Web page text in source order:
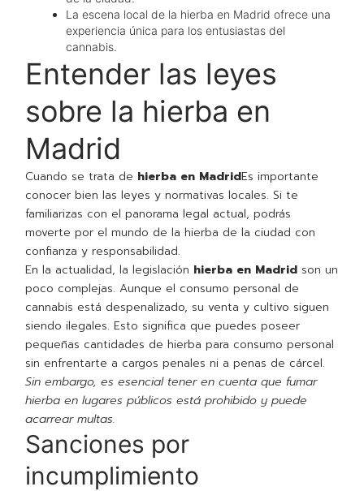
La escena local de la hierba en Madrid ofrece una
experiencia única para los entusiastas del
cannabis.
Entender las leyes
sobre la hierba en
Madrid
Cuando se trata de hierba en MadridEs importante
conocer bien las leyes y normativas locales. Si te
familiarizas con el panorama legal actual, podrás
moverte por el mundo de la hierba de la ciudad con
confianza y responsabilidad.
En la actualidad, la legislación hierba en Madrid son un
poco complejas. Aunque el consumo personal de
cannabis está despenalizado, su venta y cultivo siguen
siendo ilegales. Esto significa que puedes poseer
pequeñas cantidades de hierba para consumo personal
sin enfrentarte a cargos penales ni a penas de cárcel.
Sin embargo, es esencial tener en cuenta que fumar
hierba en lugares públicos está prohibido y puede
acarrear multas.
Sanciones por
incumplimiento